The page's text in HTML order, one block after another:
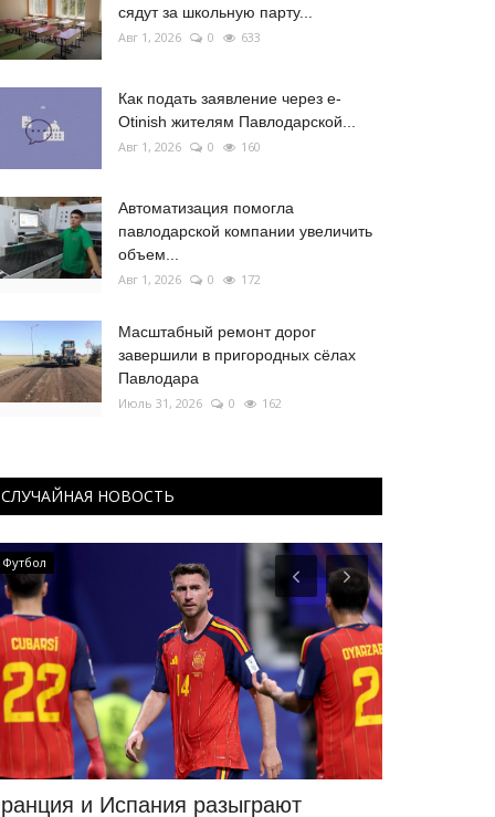
сядут за школьную парту...
Авг 1, 2026 0 633
Как подать заявление через e-
Otinish жителям Павлодарской...
Авг 1, 2026 0 160
Автоматизация помогла
павлодарской компании увеличить
объем...
Авг 1, 2026 0 172
Масштабный ремонт дорог
завершили в пригородных сёлах
Павлодара
Июль 31, 2026 0 162
СЛУЧАЙНАЯ НОВОСТЬ
Футбол
и Испания разыграют